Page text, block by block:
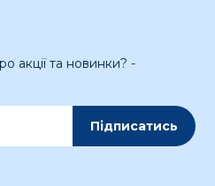
акції та новинки? -
Підписатись